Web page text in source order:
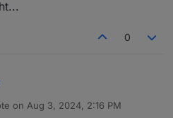
0
on Aug 3, 2024, 2:16 PM
by